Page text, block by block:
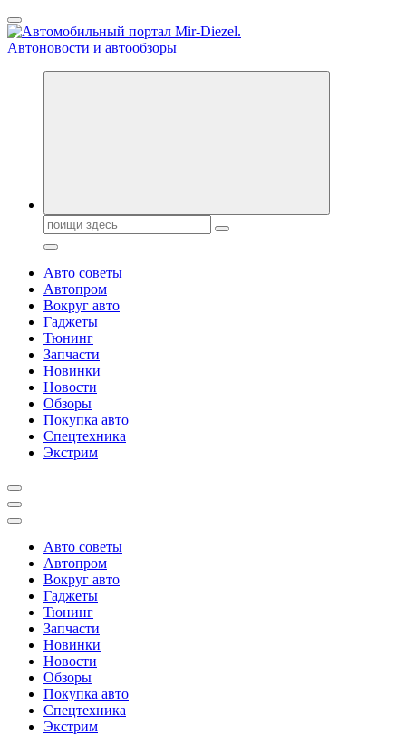
Перейти
к
содержанию
Справочник автомобилиста. Обзор новинок популярных
Поиск:
Авто советы
Автопром
Вокруг авто
Гаджеты
Тюнинг
Запчасти
Новинки
Новости
Обзоры
Покупка авто
Спецтехника
Экстрим
Авто советы
Автопром
Вокруг авто
Гаджеты
Тюнинг
Запчасти
Новинки
Новости
Обзоры
Покупка авто
Спецтехника
Экстрим